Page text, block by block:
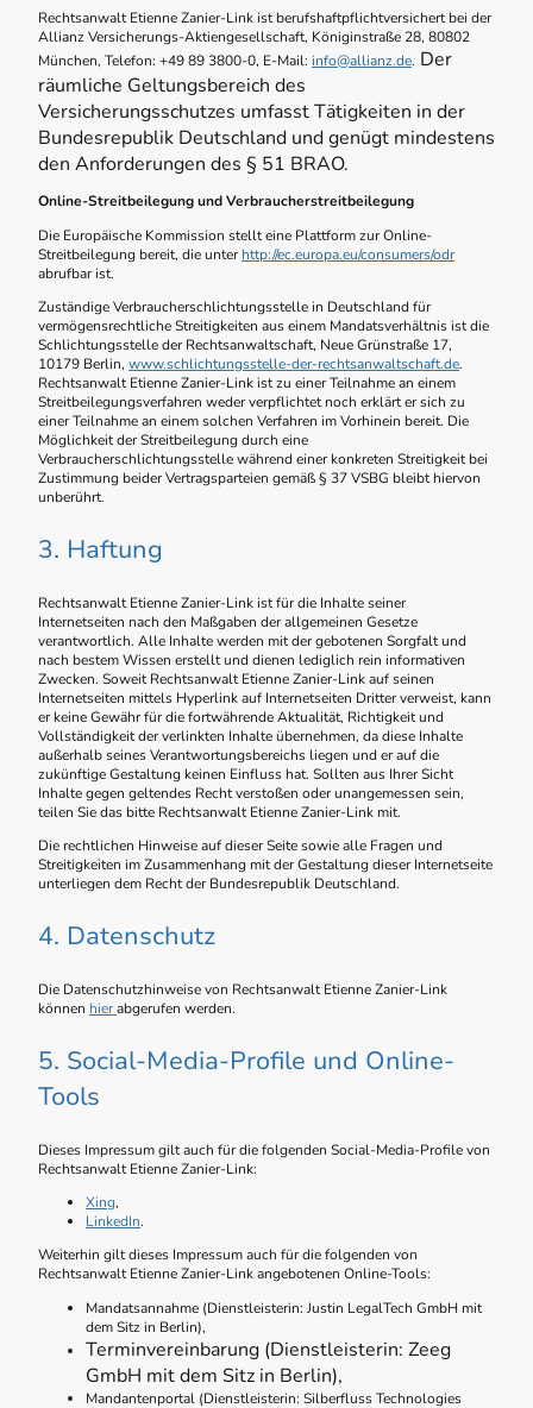
Rechtsanwalt Etienne Zanier-Link ist berufshaftpflichtversichert bei der
Allianz Versicherungs-Aktiengesellschaft, Königinstraße 28, 80802
München, Telefon: +49 89 3800-0, E-Mail: info@allianz.de. Der
räumliche Geltungsbereich des
Versicherungsschutzes umfasst Tätigkeiten in der
Bundesrepublik Deutschland und genügt mindestens
den Anforderungen des § 51 BRAO.
Online-Streitbeilegung und Verbraucherstreitbeilegung
Die Europäische Kommission stellt eine Plattform zur Online-
Streitbeilegung bereit, die unterhttp://ec.europa.eu/consumers/odr
abrufbar ist.
Zuständige Verbraucherschlichtungsstelle in Deutschland für
vermögensrechtliche Streitigkeiten aus einem Mandatsverhältnis ist die
Schlichtungsstelle der Rechtsanwaltschaft, Neue Grünstraße 17,
10179 Berlin, www.schlichtungsstelle-der-rechtsanwaltschaft.de.
Rechtsanwalt Etienne Zanier-Link ist zu einer Teilnahme an einem
Streitbeilegungsverfahren weder verpflichtet noch erklärt er sich zu
einer Teilnahme an einem solchen Verfahren im Vorhinein bereit. Die
Möglichkeit der Streitbeilegung durch eine
Verbraucherschlichtungsstelle während einer konkreten Streitigkeit bei
Zustimmung beider Vertragsparteien gemäß § 37 VSBG bleibt hiervon
unberührt.
3. Haftung
Rechtsanwalt Etienne Zanier-Link ist für die Inhalte seiner
Internetseiten nach den Maßgaben der allgemeinen Gesetze
verantwortlich. Alle Inhalte werden mit der gebotenen Sorgfalt und
nach bestem Wissen erstellt und dienen lediglich rein informativen
Zwecken. Soweit Rechtsanwalt Etienne Zanier-Link auf seinen
Internetseiten mittels Hyperlink auf Internetseiten Dritter verweist, kann
er keine Gewähr für die fortwährende Aktualität, Richtigkeit und
Vollständigkeit der verlinkten Inhalte übernehmen, da diese Inhalte
außerhalb seines Verantwortungsbereichs liegen und er auf die
zukünftige Gestaltung keinen Einfluss hat. Sollten aus Ihrer Sicht
Inhalte gegen geltendes Recht verstoßen oder unangemessen sein,
teilen Sie das bitte Rechtsanwalt Etienne Zanier-Link mit.
Die rechtlichen Hinweise auf dieser Seite sowie alle Fragen und
Streitigkeiten im Zusammenhang mit der Gestaltung dieser Internetseite
unterliegen dem Recht der Bundesrepublik Deutschland.
4. Datenschutz
Die Datenschutzhinweise von Rechtsanwalt Etienne Zanier-Link
können hierabgerufen werden.
5. Social-Media-Profile und Online-
Tools
Dieses Impressum gilt auch für die folgenden Social-Media-Profile von
Rechtsanwalt Etienne Zanier-Link:
Xing,
LinkedIn.
Weiterhin gilt dieses Impressum auch für die folgenden von
Rechtsanwalt Etienne Zanier-Link angebotenen Online-Tools:
Mandatsannahme (Dienstleisterin: Justin LegalTech GmbH mit
dem Sitz in Berlin),
Terminvereinbarung (Dienstleisterin: Zeeg
GmbH mit dem Sitz in Berlin),
Mandantenportal (Dienstleisterin: Silberfluss Technologies